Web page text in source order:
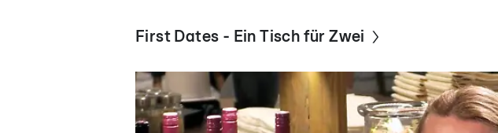
First Dates - Ein Tisch für Zwei